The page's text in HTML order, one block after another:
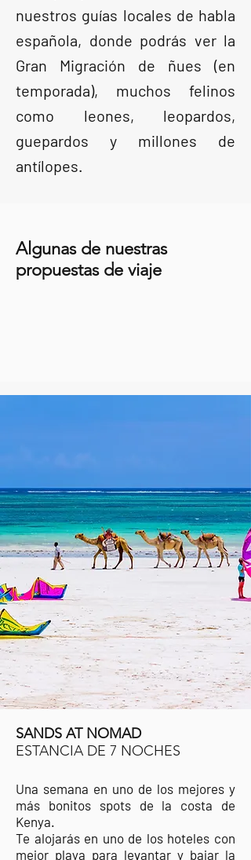
nuestros guías locales de habla
española, donde podrás ver la
Gran Migración de ñues (en
temporada), muchos felinos
como leones, leopardos,
guepardos y millones de
antílopes.
Algunas de nuestras
propuestas de viaje
SANDS AT NOMAD
ESTANCIA DE 7 NOCHES
Una semana en uno de los mejores y
más bonitos spots de la costa de
Kenya.
Te alojarás en uno de los hoteles con
mejor playa para levantar y bajar la